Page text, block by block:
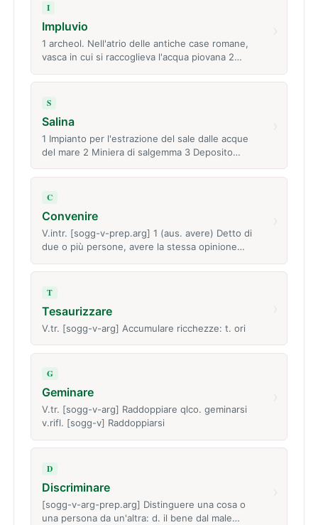
I
Impluvio
1 archeol. Nell'atrio delle antiche case romane,
vasca in cui si raccoglieva l'acqua piovana 2…
S
Salina
1 Impianto per l'estrazione del sale dalle acque
del mare 2 Miniera di salgemma 3 Deposito…
C
Convenire
V.intr. [sogg-v-prep.arg] 1 (aus. avere) Detto di
due o più persone, avere la stessa opinione…
T
Tesaurizzare
V.tr. [sogg-v-arg] Accumulare ricchezze: t. ori
G
Geminare
V.tr. [sogg-v-arg] Raddoppiare qlco. geminarsi
v.rifl. [sogg-v] Raddoppiarsi
D
Discriminare
[sogg-v-arg-prep.arg] Distinguere una cosa o
una persona da un'altra: d. il bene dal male…